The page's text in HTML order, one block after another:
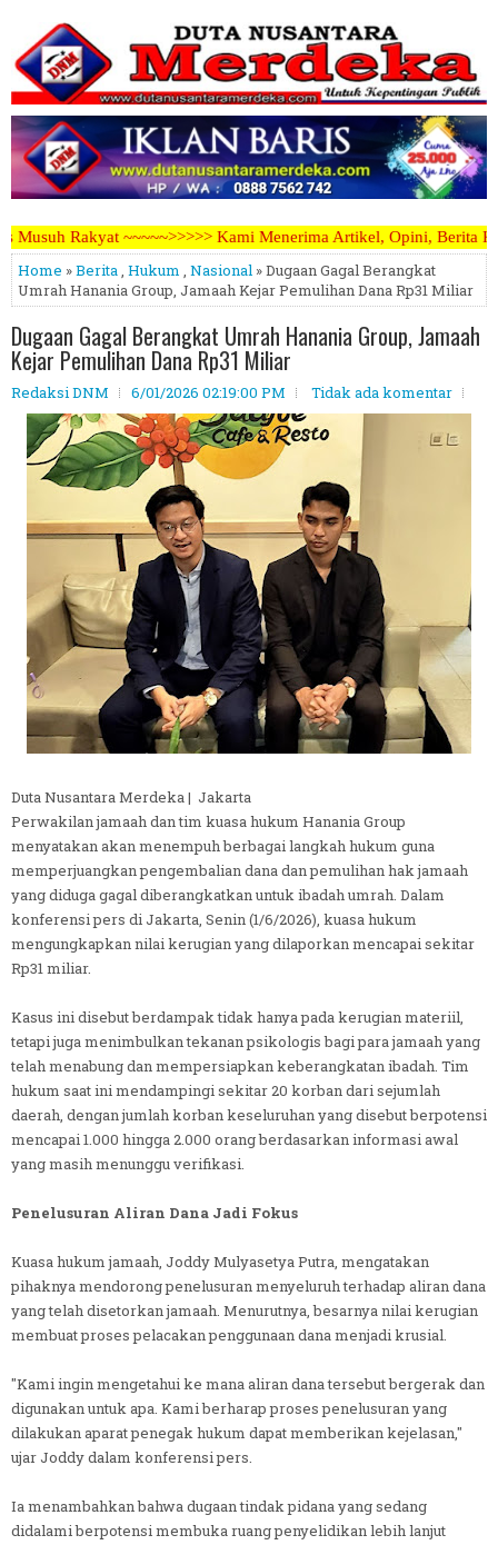
Kami Menerima Artikel, Opini, Berita Kegiatan, Iklan Pariwara
Home »Berita, Hukum , Nasional » Dugaan Gagal Berangkat
Umrah Hanania Group, Jamaah Kejar Pemulihan Dana Rp31 Miliar
Dugaan Gagal Berangkat Umrah Hanania Group, Jamaah
Kejar Pemulihan Dana Rp31 Miliar
Redaksi DNM 6/01/2026 02:19:00 PM Tidak ada komentar
Duta Nusantara Merdeka | Jakarta
Perwakilan jamaah dan tim kuasa hukum Hanania Group
menyatakan akan menempuh berbagai langkah hukum guna
memperjuangkan pengembalian dana dan pemulihan hak jamaah
yang diduga gagal diberangkatkan untuk ibadah umrah. Dalam
konferensi pers di Jakarta, Senin (1/6/2026), kuasa hukum
mengungkapkan nilai kerugian yang dilaporkan mencapai sekitar
Rp31 miliar.
Kasus ini disebut berdampak tidak hanya pada kerugian materiil,
tetapi juga menimbulkan tekanan psikologis bagi para jamaah yang
telah menabung dan mempersiapkan keberangkatan ibadah. Tim
hukum saat ini mendampingi sekitar 20 korban dari sejumlah
daerah, dengan jumlah korban keseluruhan yang disebut berpotensi
mencapai 1.000 hingga 2.000 orang berdasarkan informasi awal
yang masih menunggu verifikasi.
Penelusuran Aliran Dana Jadi Fokus
Kuasa hukum jamaah, Joddy Mulyasetya Putra, mengatakan
pihaknya mendorong penelusuran menyeluruh terhadap aliran dana
yang telah disetorkan jamaah. Menurutnya, besarnya nilai kerugian
membuat proses pelacakan penggunaan dana menjadi krusial.
"Kami ingin mengetahui ke mana aliran dana tersebut bergerak dan
digunakan untuk apa. Kami berharap proses penelusuran yang
dilakukan aparat penegak hukum dapat memberikan kejelasan,"
ujar Joddy dalam konferensi pers.
Ia menambahkan bahwa dugaan tindak pidana yang sedang
didalami berpotensi membuka ruang penyelidikan lebih lanjut